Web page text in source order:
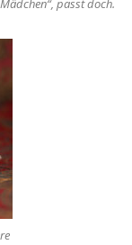
passt doch.